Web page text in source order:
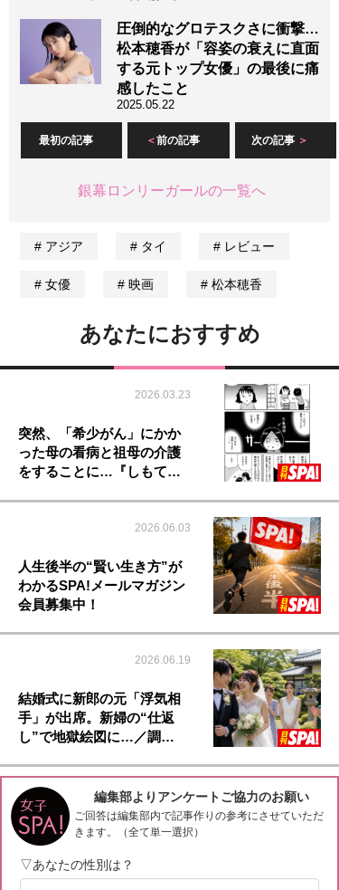
圧倒的なグロテスクさに衝撃…
松本穂香が「容姿の衰えに直面
する元トップ女優」の最後に痛
感したこと
2025.05.22
最初の記事 前の記事 次の記事
銀幕ロンリーガールの一覧へ
アジア タイ レビュー
女優 映画 松本穂香
あなたにおすすめ
2026.03.23
突然、「希少がん」にかか
った母の看病と祖母の介護
をすることに…『しもて…
2026.06.03
人生後半の“賢い生き方”が
わかるSPA!メールマガジン
会員募集中！
2026.06.19
結婚式に新郎の元「浮気相
手」が出席。新婦の“仕返
し”で地獄絵図に…／調…